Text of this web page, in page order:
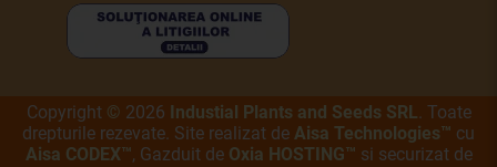
Copyright © 2026 Industial Plants and Seeds SRL. Toate
drepturile rezevate. Site realizat de Aisa Technologies™ cu
Aisa CODEX™, Gazduit de Oxia HOSTING™ si securizat de